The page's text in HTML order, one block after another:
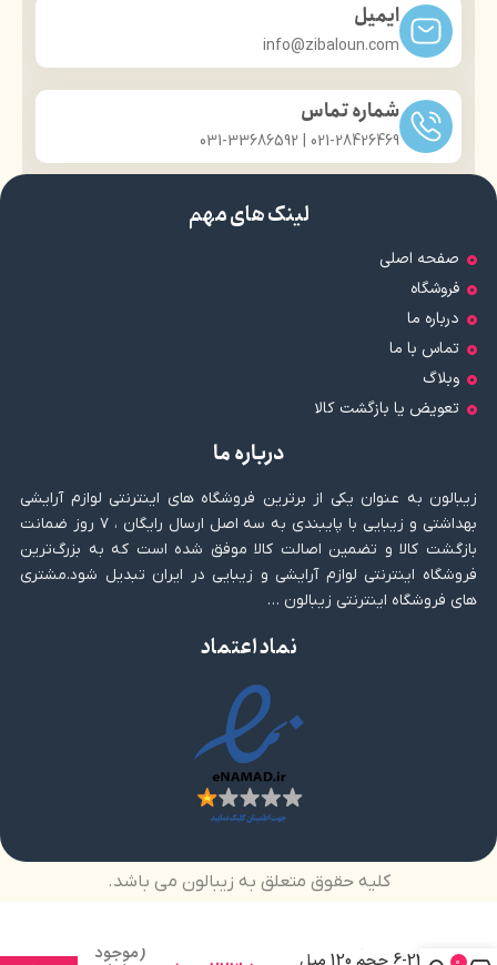
ایمیل
info@zibaloun.com
شماره تماس
021-28426469 | 031-33686592
لینک های مهم
صفحه اصلی
فروشگاه
درباره ما
تماس با ما
وبلاگ
تعویض یا بازگشت کالا
درباره ما
زیبالون به عنوان یکی از برترین فروشگاه های اینترنتی لوازم آرایشی
بهداشتی و زیبایی با پایبندی به سه اصل ارسال رایگان ، ۷ روز ضمانت
بازگشت کالا و تضمین اصالت کالا موفق شده است که به بزرگ‌ترین
فروشگاه اینترنتی لوازم آرایشی و زیبایی در ایران تبدیل شود.مشتری
های فروشگاه اینترنتی زیبالون …
نماد اعتماد
کلیه حقوق متعلق به زیبالون می باشد.
(موجود 0